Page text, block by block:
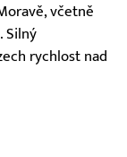
včetně
Silný
rychlost nad